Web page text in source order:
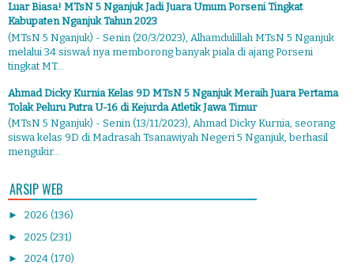
Luar Biasa! MTsN 5 Nganjuk Jadi Juara Umum Porseni Tingkat
Kabupaten Nganjuk Tahun 2023
(MTsN 5 Nganjuk) - Senin (20/3/2023), Alhamdulillah MTsN 5 Nganjuk
melalui 34 siswa/i nya memborong banyak piala di ajang Porseni
tingkat MT...
Ahmad Dicky Kurnia Kelas 9D MTsN 5 Nganjuk Meraih Juara Pertama
Tolak Peluru Putra U-16 di Kejurda Atletik Jawa Timur
(MTsN 5 Nganjuk) - Senin (13/11/2023), Ahmad Dicky Kurnia, seorang
siswa kelas 9D di Madrasah Tsanawiyah Negeri 5 Nganjuk, berhasil
mengukir...
ARSIP WEB
► 2026 (136)
► 2025 (231)
► 2024 (170)